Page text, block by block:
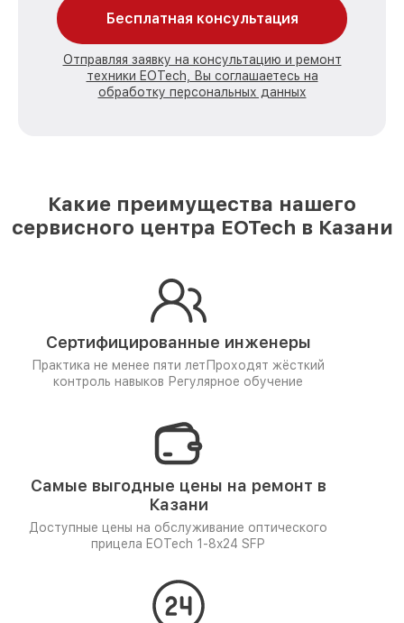
Бесплатная консультация
Отправляя заявку на консультацию и ремонт
техники EOTech, Вы соглашаетесь на
обработку персональных данных
Какие преимущества нашего
сервисного центра EOTech в Казани
Сертифицированные инженеры
Практика не менее пяти лет Проходят жёсткий
контроль навыков Регулярное обучение
Самые выгодные цены на ремонт в
Казани
Доступные цены на обслуживание оптического
прицела EOTech 1-8x24 SFP